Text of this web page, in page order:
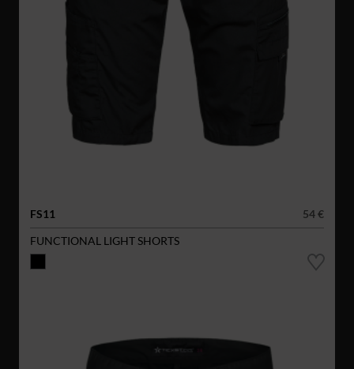
FS11
54 €
FUNCTIONAL LIGHT SHORTS